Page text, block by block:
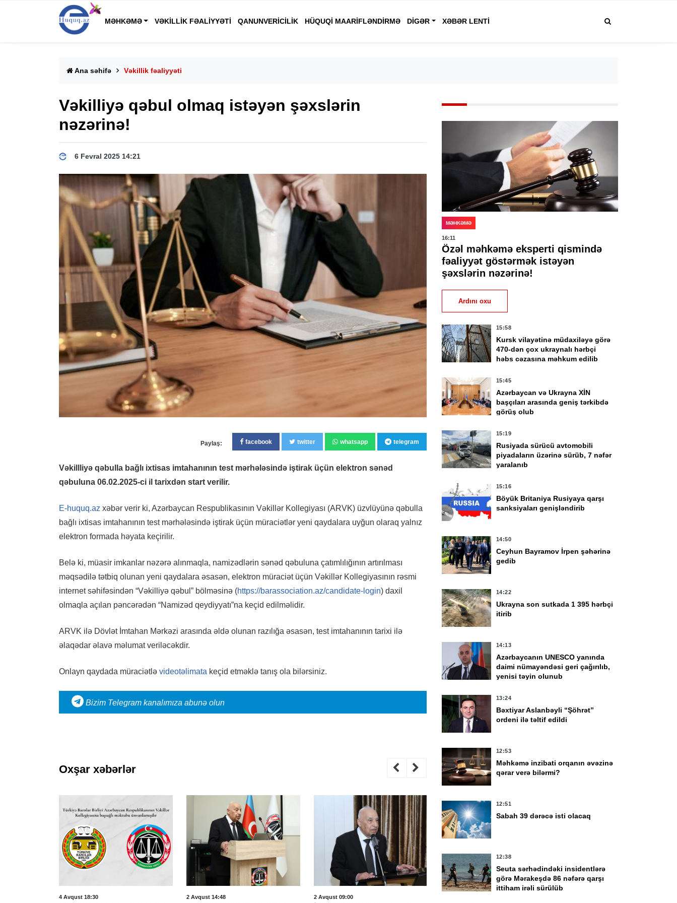
MƏHKƏMƏ VƏKILLIK FƏALIYYƏTI QANUNVERICILIK HÜQUQI MAARIFLƏNDIRMƏ DIGƏR XƏBƏR LENTI
Ana səhifə Vəkillik fəaliyyəti
Vəkilliyə qəbul olmaq istəyən şəxslərin
nəzərinə!
6 Fevral 2025 14:21
Paylaş: facebook twitter whatsapp telegram
Vəkillliyə qəbulla bağlı ixtisas imtahanının test mərhələsində iştirak üçün elektron sənəd
qəbuluna 06.02.2025-ci il tarixdən start verilir.
E-huquq.az xəbər verir ki, Azərbaycan Respublikasının Vəkillər Kollegiyası (ARVK) üzvlüyünə qəbulla
bağlı ixtisas imtahanının test mərhələsində iştirak üçün müraciətlər yeni qaydalara uyğun olaraq yalnız
elektron formada həyata keçirilir.
Belə ki, müasir imkanlar nəzərə alınmaqla, namizədlərin sənəd qəbuluna çatımlılığının artırılması
məqsədilə tətbiq olunan yeni qaydalara əsasən, elektron müraciət üçün Vəkillər Kollegiyasının rəsmi
internet səhifəsindən “Vəkilliyə qəbul” bölməsinə (https://barassociation.az/candidate-login) daxil
olmaqla açılan pəncərədən “Namizəd qeydiyyatı”na keçid edilməlidir.
ARVK ilə Dövlət İmtahan Mərkəzi arasında əldə olunan razılığa əsasən, test imtahanının tarixi ilə
əlaqədar əlavə məlumat veriləcəkdir.
Onlayn qaydada müraciətlə videotəlimata keçid etməklə tanış ola bilərsiniz.
Bizim Telegram kanalımıza abunə olun
Oxşar xəbərlər
4 Avqust 18:30 2 Avqust 14:48 2 Avqust 09:00
MƏHKƏMƏ
16:11
Özəl məhkəmə eksperti qismində
fəaliyyət göstərmək istəyən
şəxslərin nəzərinə!
Ardını oxu
15:58
Kursk vilayətinə müdaxiləyə görə
470-dən çox ukraynalı hərbçi
həbs cəzasına məhkum edilib
15:45
Azərbaycan və Ukrayna XİN
başçıları arasında geniş tərkibdə
görüş olub
15:19
Rusiyada sürücü avtomobili
piyadaların üzərinə sürüb, 7 nəfər
yaralanıb
15:16
Böyük Britaniya Rusiyaya qarşı
sanksiyaları genişləndirib
14:50
Ceyhun Bayramov İrpen şəhərinə
gedib
14:22
Ukrayna son sutkada 1 395 hərbçi
itirib
14:13
Azərbaycanın UNESCO yanında
daimi nümayəndəsi geri çağırılıb,
yenisi təyin olunub
13:24
Bəxtiyar Aslanbəyli “Şöhrət”
ordeni ilə təltif edildi
12:53
Məhkəmə inzibati orqanın əvəzinə
qərar verə bilərmi?
12:51
Sabah 39 dərəcə isti olacaq
12:38
Seuta sərhədindəki insidentlərə
görə Mərakeşdə 86 nəfərə qarşı
ittiham irəli sürülüb